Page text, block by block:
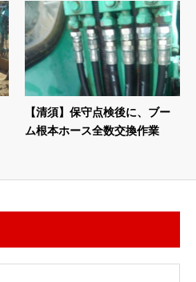
【清須】保守点検後に、ブー
ム根本ホース全数交換作業